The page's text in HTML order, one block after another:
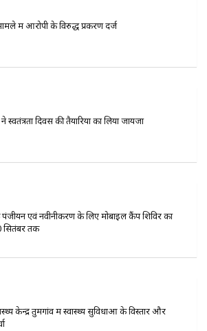
में आरोपी के विरुद्ध प्रकरण दर्ज
दिवस की तैयारियों का लिया जायजा
एवं नवीनीकरण के लिए मोबाइल कैंप शिविर का
तक
केन्द्र तुमगांव में स्वास्थ्य सुविधाओं के विस्तार और